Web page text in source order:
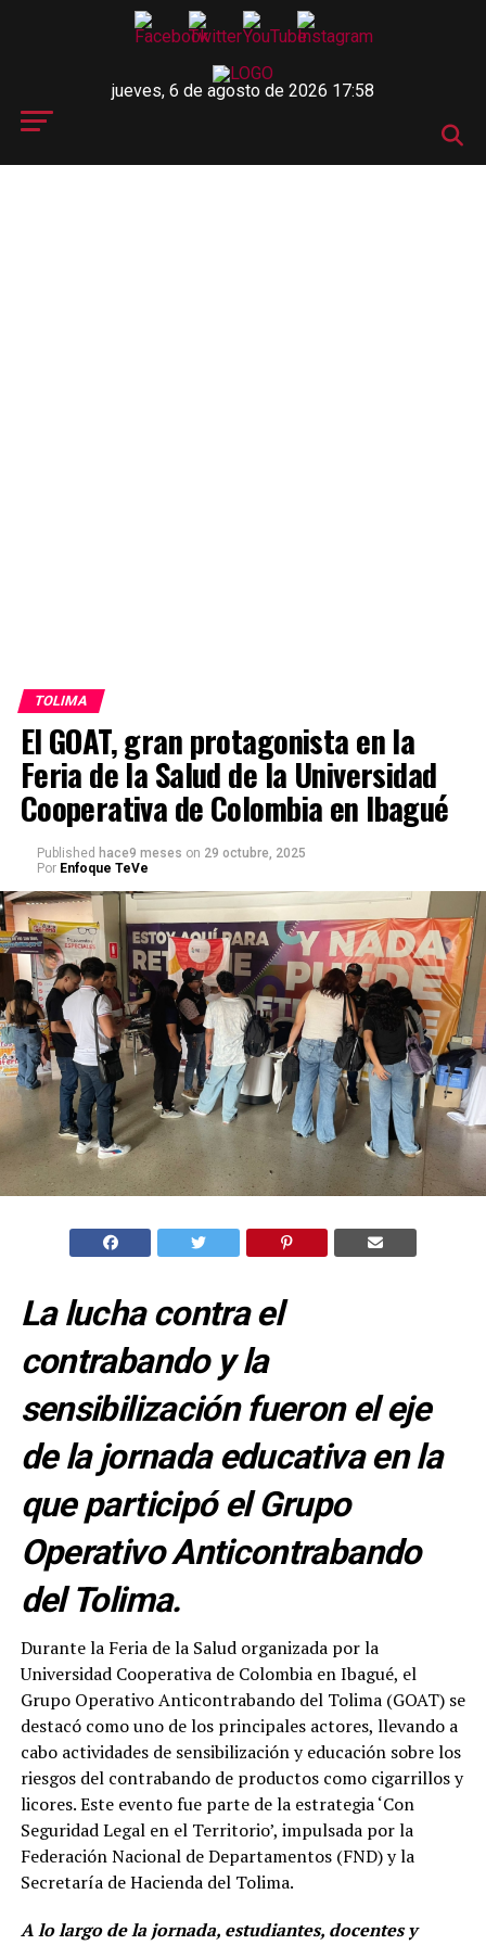
jueves, 6 de agosto de 2026 17:58
TOLIMA
El GOAT, gran protagonista en la
Feria de la Salud de la Universidad
Cooperativa de Colombia en Ibagué
Published hace9 meses on 29 octubre, 2025
Por Enfoque TeVe
La lucha contra el
contrabando y la
sensibilización fueron el eje
de la jornada educativa en la
que participó el Grupo
Operativo Anticontrabando
del Tolima.
Durante la Feria de la Salud organizada por la
Universidad Cooperativa de Colombia en Ibagué, el
Grupo Operativo Anticontrabando del Tolima (GOAT) se
destacó como uno de los principales actores, llevando a
cabo actividades de sensibilización y educación sobre los
riesgos del contrabando de productos como cigarrillos y
licores. Este evento fue parte de la estrategia ‘Con
Seguridad Legal en el Territorio’, impulsada por la
Federación Nacional de Departamentos (FND) y la
Secretaría de Hacienda del Tolima.
A lo largo de la jornada, estudiantes, docentes y